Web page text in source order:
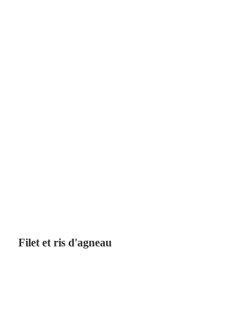
Filet et ris d'agneau